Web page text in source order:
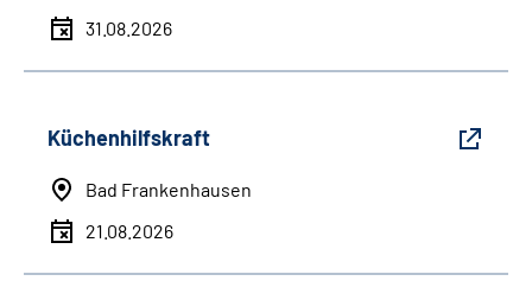
31.08.2026
Küchenhilfskraft
Bad Frankenhausen
21.08.2026